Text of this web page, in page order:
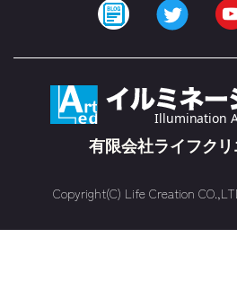
Copyright(C) Life Creation